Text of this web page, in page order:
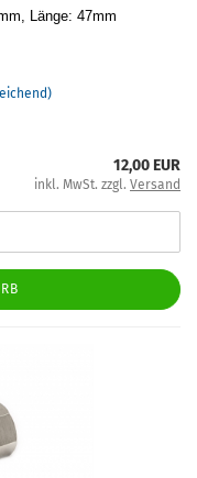
Länge: 47mm
12,00 EUR
inkl. MwSt. zzgl. Versand